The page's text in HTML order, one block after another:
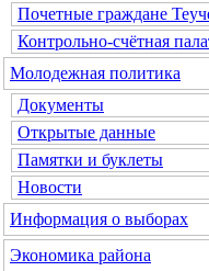
Почетные граждане
Контрольно-счётная
Молодежная политика
Документы
Открытые данные
Памятки и буклеты
Новости
Информация о выборах
Экономика района